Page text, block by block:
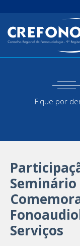
Fique por
Seminário
Serviços